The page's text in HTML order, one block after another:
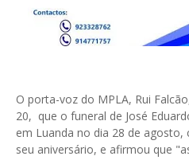
O porta-voz do MPLA, Rui
20, que o funeral de José
em Luanda no dia 28 de
seu aniversário, e afirmou que